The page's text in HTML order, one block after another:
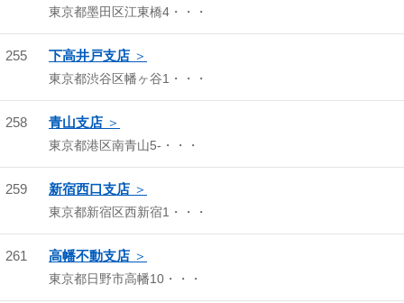
東京都墨田区江東橋4・・・
255 下高井戸支店
東京都渋谷区幡ヶ谷1・・・
258 青山支店
東京都港区南青山5-・・・
259 新宿西口支店
東京都新宿区西新宿1・・・
261 高幡不動支店
東京都日野市高幡10・・・